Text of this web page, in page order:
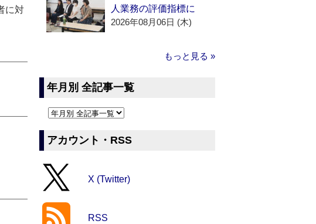
に対
人業務の評価指標に
2026年08月06日 (木)
もっと見る »
年月別 全記事一覧
アカウント・RSS
X (Twitter)
RSS